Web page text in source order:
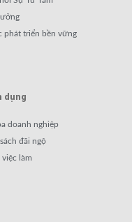
phát triển bền vững
dụng
doanh nghiệp
đãi ngộ
làm